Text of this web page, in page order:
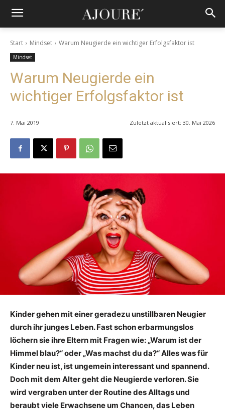
Start Mindset Warum Neugierde ein wichtiger Erfolgsfaktor ist
Mindset
Warum Neugierde ein
wichtiger Erfolgsfaktor ist
7. Mai 2019 Zuletzt aktualisiert: 30. Mai 2026
Kinder gehen mit einer geradezu unstillbaren Neugier
durch ihr junges Leben. Fast schon erbarmungslos
löchern sie ihre Eltern mit Fragen wie: „Warum ist der
Himmel blau?“ oder „Was machst du da?“ Alles was für
Kinder neu ist, ist ungemein interessant und spannend.
Doch mit dem Alter geht die Neugierde verloren. Sie
wird vergraben unter der Routine des Alltags und
beraubt viele Erwachsene um Chancen, das Leben